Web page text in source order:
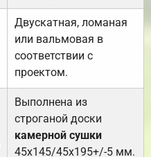
Двускатная, ломаная
или вальмовая в
соответствии с
проектом.
Выполнена из
строганой доски
камерной сушки
45х145/45х195+/-5 мм.